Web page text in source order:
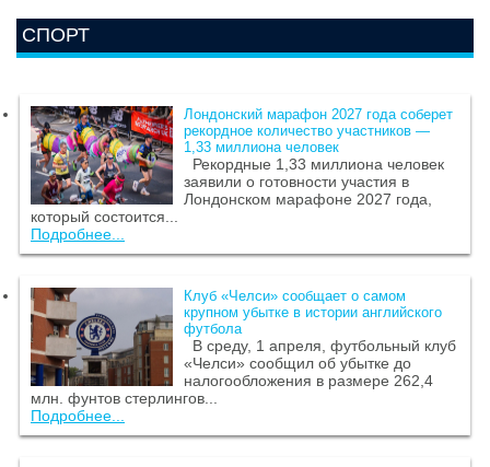
СПОРТ
Лондонский марафон 2027 года соберет
рекордное количество участников —
1,33 миллиона человек
Рекордные 1,33 миллиона человек
заявили о готовности участия в
Лондонском марафоне 2027 года,
который состоится...
Подробнее...
Клуб «Челси» сообщает о самом
крупном убытке в истории английского
футбола
В среду, 1 апреля, футбольный клуб
«Челси» сообщил об убытке до
налогообложения в размере 262,4
млн. фунтов стерлингов...
Подробнее...